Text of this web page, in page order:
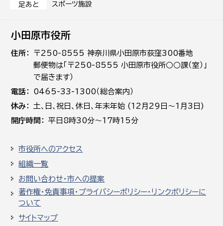
足あと スポーツ施設
小田原市役所
住所
〒250-8555 神奈川県小田原市荻窪300番地
郵便物は「〒250-8555 小田原市役所○○課（室）」
で届きます）
電話
0465-33-1300（総合案内）
休み
土､日､祝日、休日、年末年始 (12月29日～1月3日)
開庁時間
平日8時30分～17時15分
市役所へのアクセス
組織一覧
お問い合わせ・市への提案
著作権・免責事項・プライバシーポリシー・リンクポリシーに
ついて
サイトマップ